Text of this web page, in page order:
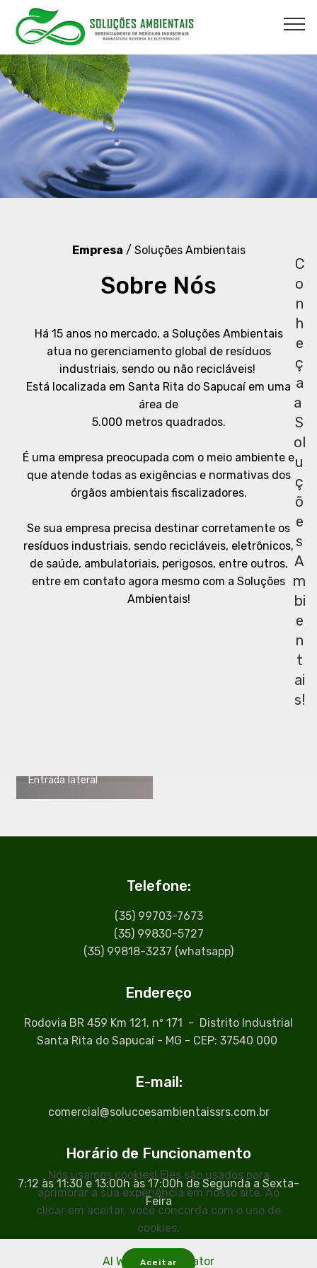
Empresa / Soluções Ambientais
Sobre Nós
Há 15 anos no mercado, a Soluções Ambientais
atua no gerenciamento global de resíduos
industriais, sendo ou não recicláveis!
Está localizada em Santa Rita do Sapucaí em uma
área de
5.000 metros quadrados.
É uma empresa preocupada com o meio ambiente e
que atende todas as exigências e normativas dos
órgãos ambientais fiscalizadores.
Se sua empresa precisa destinar corretamente os
resíduos industriais, sendo recicláveis, eletrônicos,
de saúde, ambulatoriais, perigosos, entre outros,
entre em contato agora mesmo com a Soluções
Ambientais!
C
o
n
h
e
ç
a
a
S
ol
u
ç
õ
e
s
A
m
bi
e
n
t
ai
s!
Entrada lateral
Telefone:
(35) 99703-7673
(35) 99830-5727
(35) 99818-3237 (whatsapp)
Endereço
Rodovia BR 459 Km 121, nº 171 - Distrito Industrial
Santa Rita do Sapucaí - MG - CEP: 37540 000
E-mail:
comercial@solucoesambientaissrs.com.br
Horário de Funcionamento
7:12 às 11:30 e 13:00h às 17:00h de Segunda a Sexta-
Feira
AI Website Generator
Nós usamos cookies! Eles são usados para
aprimorar a sua experiência em nosso site. Ao
clicar em aceitar, você concorda com o uso de
cookies.
Aceitar